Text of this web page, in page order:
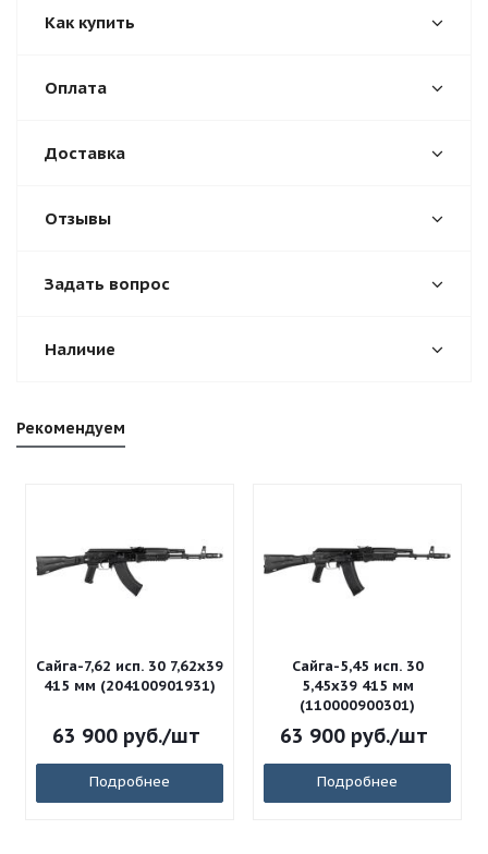
Как купить
Оплата
Доставка
Отзывы
Задать вопрос
Наличие
Рекомендуем
Сайга-7,62 исп. 30 7,62x39
415 мм (204100901931)
63 900руб./шт
Подробнее
Сайга-5,45 исп. 30
5,45x39 415 мм
(110000900301)
63 900руб./шт
Подробнее